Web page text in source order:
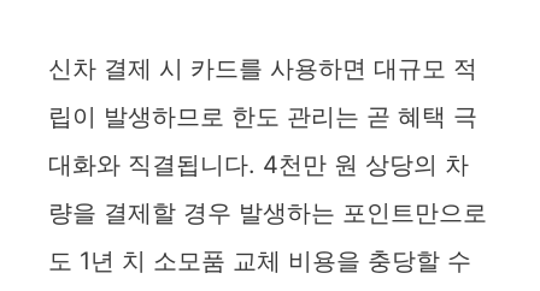
신차 결제 시 카드를 사용하면 대규모 적
립이 발생하므로 한도 관리는 곧 혜택 극
대화와 직결됩니다. 4천만 원 상당의 차
량을 결제할 경우 발생하는 포인트만으로
도 1년 치 소모품 교체 비용을 충당할 수